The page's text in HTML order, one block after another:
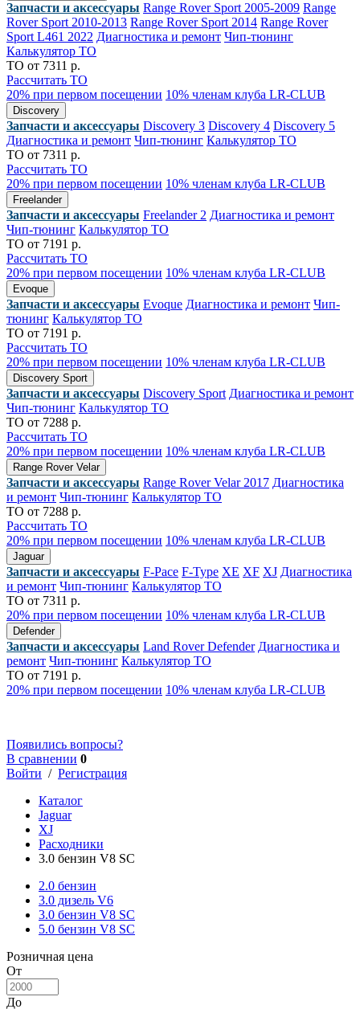
Запчасти и аксессуары Range Rover Sport 2005-2009 Range
Rover Sport 2010-2013 Range Rover Sport 2014 Range Rover
Sport L461 2022 Диагностика и ремонт Чип-тюнинг
Калькулятор ТО
ТО от 7311 р.
Рассчитать ТО
20% при первом посещении 10% членам клуба LR-CLUB
Discovery
Запчасти и аксессуары Discovery 3 Discovery 4 Discovery 5
Диагностика и ремонт Чип-тюнинг Калькулятор ТО
ТО от 7311 р.
Рассчитать ТО
20% при первом посещении 10% членам клуба LR-CLUB
Freelander
Запчасти и аксессуары Freelander 2 Диагностика и ремонт
Чип-тюнинг Калькулятор ТО
ТО от 7191 р.
Рассчитать ТО
20% при первом посещении 10% членам клуба LR-CLUB
Evoque
Запчасти и аксессуары Evoque Диагностика и ремонт Чип-
тюнинг Калькулятор ТО
ТО от 7191 р.
Рассчитать ТО
20% при первом посещении 10% членам клуба LR-CLUB
Discovery Sport
Запчасти и аксессуары Discovery Sport Диагностика и ремонт
Чип-тюнинг Калькулятор ТО
ТО от 7288 р.
Рассчитать ТО
20% при первом посещении 10% членам клуба LR-CLUB
Range Rover Velar
Запчасти и аксессуары Range Rover Velar 2017 Диагностика
и ремонт Чип-тюнинг Калькулятор ТО
ТО от 7288 р.
Рассчитать ТО
20% при первом посещении 10% членам клуба LR-CLUB
Jaguar
Запчасти и аксессуары F-Pace F-Type XE XF XJ Диагностика
и ремонт Чип-тюнинг Калькулятор ТО
ТО от 7311 р.
20% при первом посещении 10% членам клуба LR-CLUB
Defender
Запчасти и аксессуары Land Rover Defender Диагностика и
ремонт Чип-тюнинг Калькулятор ТО
ТО от 7191 р.
20% при первом посещении 10% членам клуба LR-CLUB
Появились вопросы?
В сравнении 0
Войти / Регистрация
Каталог
Jaguar
XJ
Расходники
3.0 бензин V8 SC
2.0 бензин
3.0 дизель V6
3.0 бензин V8 SC
5.0 бензин V8 SC
Розничная цена
От
До